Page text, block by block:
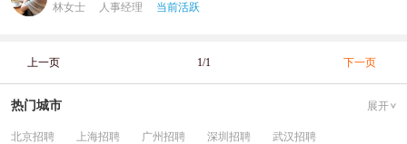
林女士 人事经理 当前活跃
上一页 1/1 下一页
热门城市 展开
北京招聘 上海招聘 广州招聘 深圳招聘
武汉招聘